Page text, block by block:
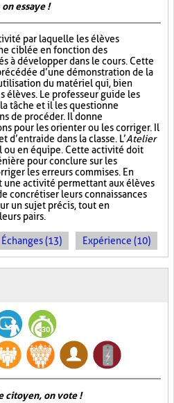
essaye !
par laquelle les élèves
ciblée en fonction des
à développer dans le cours. Cette
d’une démonstration de la
du matériel qui, bien
élèves. Le professeur guide les
tâche et il les questionne
de procéder. Il donne
pour les orienter ou les corriger. Il
dans la classe. L’Atelier
ou en équipe. Cette activité doit
pour conclure sur les
les erreurs commises. En
une activité permettant aux élèves
concrétiser leurs connaissances
un sujet précis, tout en
pairs.
Échanges (13) Expérience (10)
citoyen, on vote !